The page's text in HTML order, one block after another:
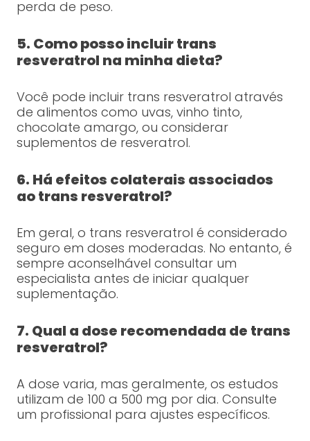
perda de peso.
5. Como posso incluir trans
resveratrol na minha dieta?
Você pode incluir trans resveratrol através
de alimentos como uvas, vinho tinto,
chocolate amargo, ou considerar
suplementos de resveratrol.
6. Há efeitos colaterais associados
ao trans resveratrol?
Em geral, o trans resveratrol é considerado
seguro em doses moderadas. No entanto, é
sempre aconselhável consultar um
especialista antes de iniciar qualquer
suplementação.
7. Qual a dose recomendada de trans
resveratrol?
A dose varia, mas geralmente, os estudos
utilizam de 100 a 500 mg por dia. Consulte
um profissional para ajustes específicos.